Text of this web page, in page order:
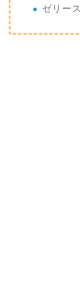
ゼリー